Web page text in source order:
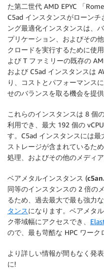
た第二世代 AMD EPYC 「
C5ad インスタンスがローン
ング最適化インスタンスは、
プリケーション、およびその
クロードを実行するために使
よび T ファミリーの既存の
および C5ad インスタンスは
り、コストとパフォーマンス
せのバランスを取る機会を提供
これらのインスタンスは 8 個
利用でき、最大 192 個の
す。C5ad インスタンスには
ストレージが含まれているた
処理、およびその他のメディ
ベアメタルインスタンス (
同等のインスタンスの 2 倍の
るため、過去最大で最も強力な
タンスになります。ベアメタ
ク帯域幅にアクセスでき、
ので、最も苛酷な HPC ワーク
より詳しい情報が間もなく発
に!